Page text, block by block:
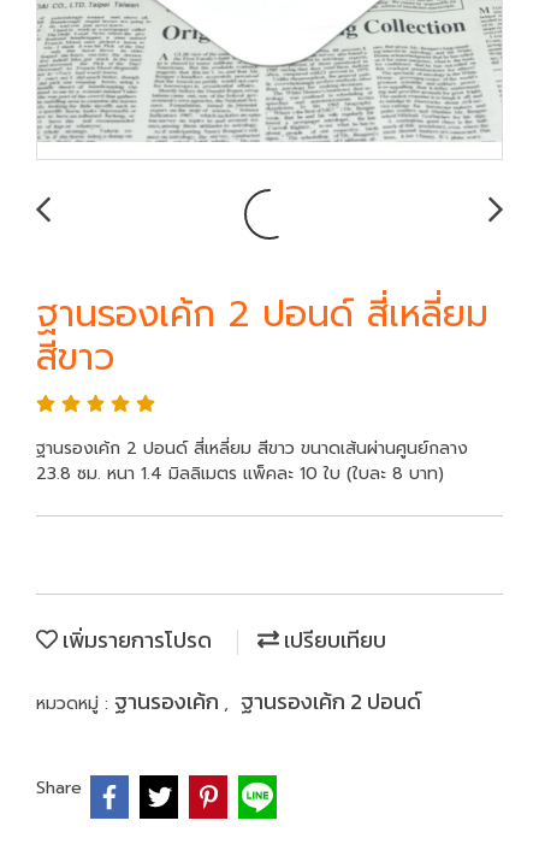
ฐานรองเค้ก 2 ปอนด์ สี่เหลี่ยม
สีขาว
ฐานรองเค้ก 2 ปอนด์ สี่เหลี่ยม สีขาว ขนาดเส้นผ่านศูนย์กลาง
23.8 ซม. หนา 1.4 มิลลิเมตร แพ็คละ 10 ใบ (ใบละ 8 บาท)
เพิ่มรายการโปรด เปรียบเทียบ
หมวดหมู่ : ฐานรองเค้ก , ฐานรองเค้ก 2 ปอนด์
Share